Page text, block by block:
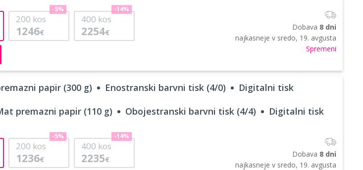
200 kos
1246€
-5%
400 kos
2254€
-14%
Dobava 8 dni
najkasneje v sredo, 19. avgusta
Spremeni
papir (300 g) Enostranski barvni tisk (4/0) Digitalni tisk
premazni papir (110 g) Obojestranski barvni tisk (4/4) Digitalni tisk
200 kos
1236€
-5%
400 kos
2235€
-14%
Dobava 8 dni
najkasneje v sredo, 19. avgusta